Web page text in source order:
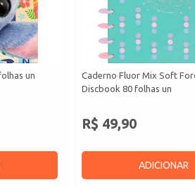
un
Caderno Fluor Mix Soft
Discbook 80 folhas un
R$ 49,90
ADICIONAR